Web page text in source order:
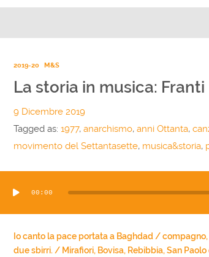
2019-20 M&S
La storia in musica: Franti
9 Dicembre 2019
Tagged as: 1977, anarchismo, anni Ottanta,
movimento del Settantasette, musica&storia,
Player
00:00
Io canto la pace portata a Baghdad /
due sbirri. / Mirafiori, Bovisa, Rebibbia, San